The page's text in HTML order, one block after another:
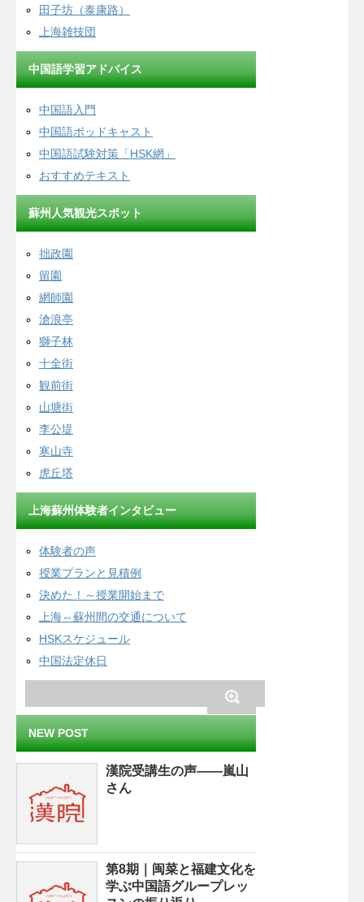
田子坊（泰康路）
上海雑技団
中国語学習アドバイス
中国語入門
中国語ポッドキャスト
中国語試験対策「HSK網」
おすすめテキスト
蘇州人気観光スポット
拙政園
留園
網師園
滄浪亭
獅子林
十全街
観前街
山塘街
李公堤
寒山寺
虎丘塔
上海蘇州体験者インタビュー
体験者の声
授業プランと見積例
決めた！～授業開始まで
上海⇔蘇州間の交通について
HSKスケジュール
中国法定休日
NEW POST
漢院受講生の声——嵐山
さん
第8期｜闽菜と福建文化を
学ぶ中国語グループレッ